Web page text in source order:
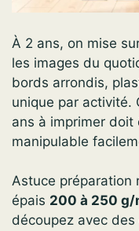
À 2 ans, on mise
les images du
bords arrondis,
unique par activité.
ans à imprimer
manipulable
Astuce préparation
épais 200 à 250 g/
découpez avec